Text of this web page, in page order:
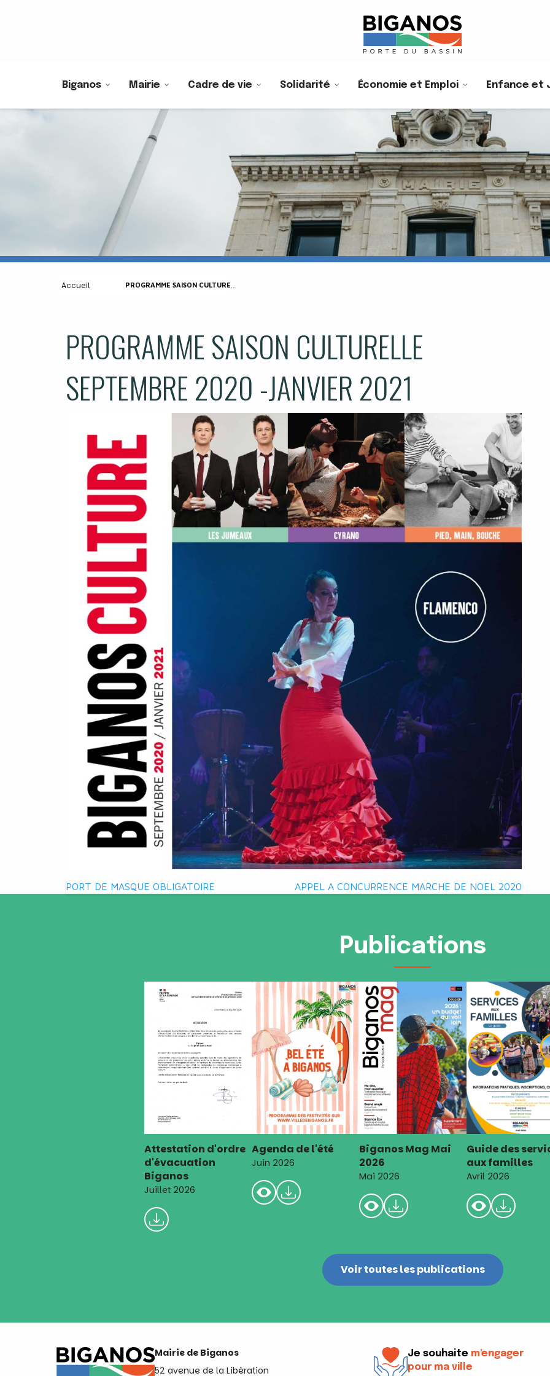
Biganos Mairie Cadre de vie Solidarité Économie et Emploi Enfance et
Accueil PROGRAMME SAISON CULTURELLE SEPTEMBRE 2020 -JANVIER 2021
PROGRAMME SAISON CULTURELLE
SEPTEMBRE 2020 -JANVIER 2021
Navigation
PORT DE MASQUE OBLIGATOIRE APPEL A CONCURRENCE MARCHE DE NOEL 2020
Publications
Attestation d'ordre
d'évacuation
Biganos
Juillet 2026
Agenda de l'été
Juin 2026
Biganos Mag Mai
2026
Mai 2026
Guide des
aux familles
Avril 2026
Voir toutes les publications
Mairie de Biganos
52 avenue de la Libération
Je souhaite m'engager
pour ma ville